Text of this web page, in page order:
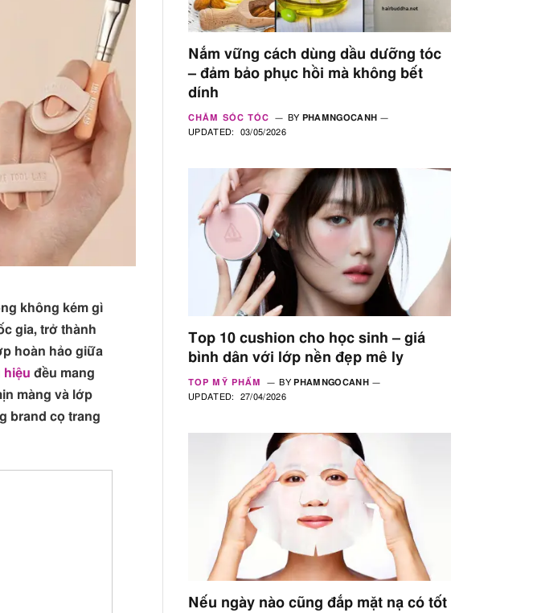
không kém gì
gia, trở thành
hoàn hảo giữa
hiệu đều mang
màng và lớp
brand cọ trang
Nắm vững cách dùng dầu dưỡng tóc
– đảm bảo phục hồi mà không bết
dính
CHĂM SÓC TÓC BY PHAMNGOCANH
UPDATED:
03/05/2026
Top 10 cushion cho học sinh – giá
bình dân với lớp nền đẹp mê ly
TOP MỸ PHẨM BY PHAMNGOCANH
UPDATED:
27/04/2026
Nếu ngày nào cũng đắp mặt nạ có tốt